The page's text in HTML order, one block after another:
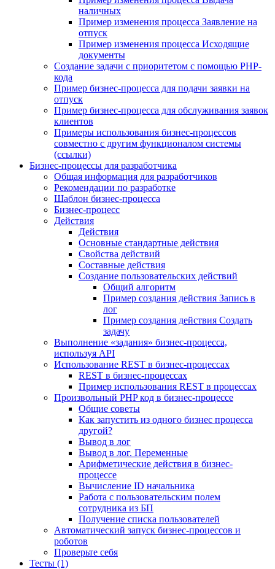
наличных
Пример изменения процесса Заявление на
отпуск
Пример изменения процесса Исходящие
документы
Создание задачи с приоритетом с помощью PHP-
кода
Пример бизнес-процесса для подачи заявки на
отпуск
Пример бизнес-процесса для обслуживания заявок
клиентов
Примеры использования бизнес-процессов
совместно с другим функционалом системы
(ссылки)
Бизнес-процессы для разработчика
Общая информация для разработчиков
Рекомендации по разработке
Шаблон бизнес-процесса
Бизнес-процесс
Действия
Действия
Основные стандартные действия
Свойства действий
Составные действия
Создание пользовательских действий
Общий алгоритм
Пример создания действия Запись в
лог
Пример создания действия Создать
задачу
Выполнение «задания» бизнес-процесса,
используя API
Использование REST в бизнес-процессах
REST в бизнес-процессах
Пример использования REST в процессах
Произвольный PHP код в бизнес-процессе
Общие советы
Как запустить из одного бизнес процесса
другой?
Вывод в лог
Вывод в лог. Переменные
Арифметические действия в бизнес-
процессе
Вычисление ID начальника
Работа с пользовательским полем
сотрудника из БП
Получение списка пользователей
Автоматический запуск бизнес-процессов и
роботов
Проверьте себя
Тесты (1)